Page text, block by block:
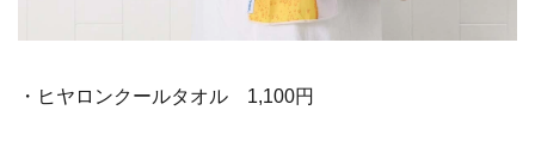
・ヒヤロンクールタオル 1,100円